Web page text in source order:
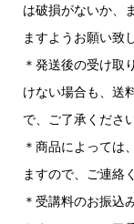
は破損がないか、
ますようお願い致
＊発送後の受け取
けない場合も、送
で、ご了承ください
＊商品によっては
ますので、ご連絡
＊受講料のお振込